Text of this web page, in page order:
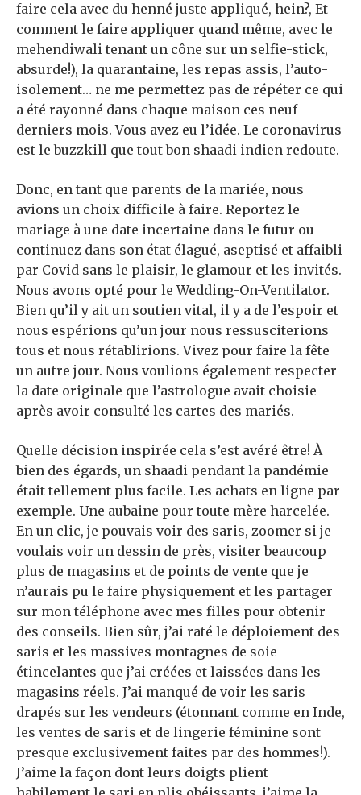
faire cela avec du henné juste appliqué, hein?, Et
comment le faire appliquer quand même, avec le
mehendiwali tenant un cône sur un selfie-stick,
absurde!), la quarantaine, les repas assis, l’auto-
isolement… ne me permettez pas de répéter ce qui
a été rayonné dans chaque maison ces neuf
derniers mois. Vous avez eu l’idée. Le coronavirus
est le buzzkill que tout bon shaadi indien redoute.
Donc, en tant que parents de la mariée, nous
avions un choix difficile à faire. Reportez le
mariage à une date incertaine dans le futur ou
continuez dans son état élagué, aseptisé et affaibli
par Covid sans le plaisir, le glamour et les invités.
Nous avons opté pour le Wedding-On-Ventilator.
Bien qu’il y ait un soutien vital, il y a de l’espoir et
nous espérions qu’un jour nous ressusciterions
tous et nous rétablirions. Vivez pour faire la fête
un autre jour. Nous voulions également respecter
la date originale que l’astrologue avait choisie
après avoir consulté les cartes des mariés.
Quelle décision inspirée cela s’est avéré être! À
bien des égards, un shaadi pendant la pandémie
était tellement plus facile. Les achats en ligne par
exemple. Une aubaine pour toute mère harcelée.
En un clic, je pouvais voir des saris, zoomer si je
voulais voir un dessin de près, visiter beaucoup
plus de magasins et de points de vente que je
n’aurais pu le faire physiquement et les partager
sur mon téléphone avec mes filles pour obtenir
des conseils. Bien sûr, j’ai raté le déploiement des
saris et les massives montagnes de soie
étincelantes que j’ai créées et laissées dans les
magasins réels. J’ai manqué de voir les saris
drapés sur les vendeurs (étonnant comme en Inde,
les ventes de saris et de lingerie féminine sont
presque exclusivement faites par des hommes!).
J’aime la façon dont leurs doigts plient